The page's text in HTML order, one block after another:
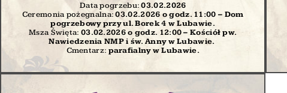
Data pogrzebu:03.02.2026
Ceremonia pożegnalna:03.02.2026 o godz. 11:00 – Dom
pogrzebowy przy ul. Borek 4 w Lubawie.
Msza Święta: 03.02.2026 o godz. 12:00– Kościół pw.
Nawiedzenia NMP i św. Anny w Lubawie.
Cmentarz: parafialny w Lubawie.